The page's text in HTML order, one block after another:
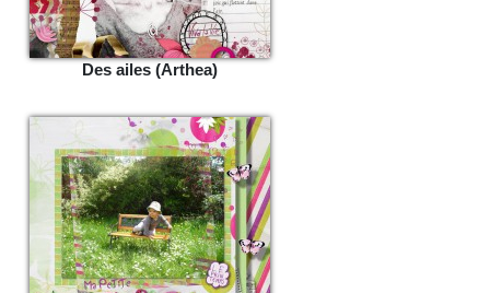
Des ailes (Arthea)